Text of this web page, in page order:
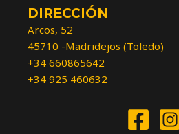
DIRECCIÓN
Arcos, 52
45710 -Madridejos (Toledo)
+34 660865642
+34 925 460632